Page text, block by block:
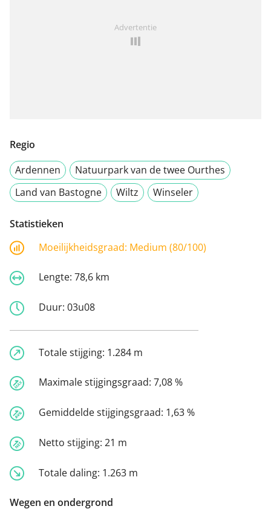
Advertentie
Regio
Ardennen
Natuurpark van de twee Ourthes
Land van Bastogne
Wiltz Winseler
Statistieken
Moeilijkheidsgraad: Medium (80/100)
Lengte: 78,6 km
Duur: 03u08
Totale stijging: 1.284 m
Maximale stijgingsgraad: 7,08 %
Gemiddelde stijgingsgraad: 1,63 %
Netto stijging: 21 m
Totale daling: 1.263 m
Wegen en ondergrond